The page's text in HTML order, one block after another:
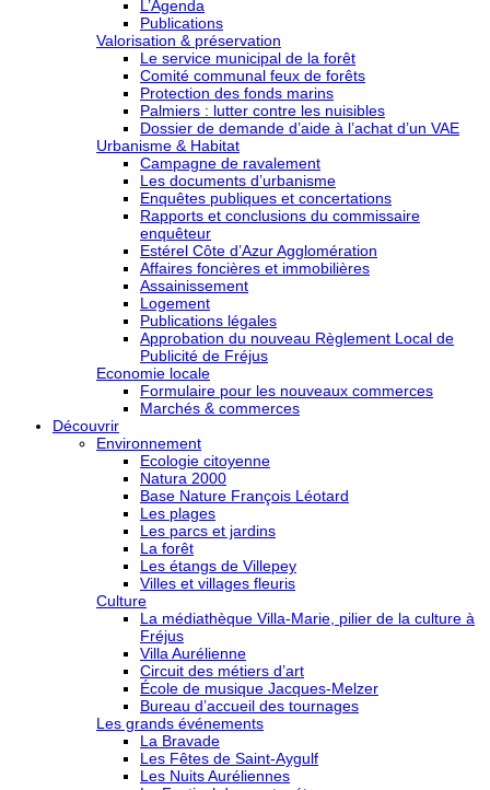
L’Agenda
Publications
Valorisation & préservation
Le service municipal de la forêt
Comité communal feux de forêts
Protection des fonds marins
Palmiers : lutter contre les nuisibles
Dossier de demande d’aide à l’achat d’un VAE
Urbanisme & Habitat
Campagne de ravalement
Les documents d’urbanisme
Enquêtes publiques et concertations
Rapports et conclusions du commissaire
enquêteur
Estérel Côte d’Azur Agglomération
Affaires foncières et immobilières
Assainissement
Logement
Publications légales
Approbation du nouveau Règlement Local de
Publicité de Fréjus
Economie locale
Formulaire pour les nouveaux commerces
Marchés & commerces
Découvrir
Environnement
Ecologie citoyenne
Natura 2000
Base Nature François Léotard
Les plages
Les parcs et jardins
La forêt
Les étangs de Villepey
Villes et villages fleuris
Culture
La médiathèque Villa-Marie, pilier de la culture à
Fréjus
Villa Aurélienne
Circuit des métiers d’art
École de musique Jacques-Melzer
Bureau d’accueil des tournages
Les grands événements
La Bravade
Les Fêtes de Saint-Aygulf
Les Nuits Auréliennes